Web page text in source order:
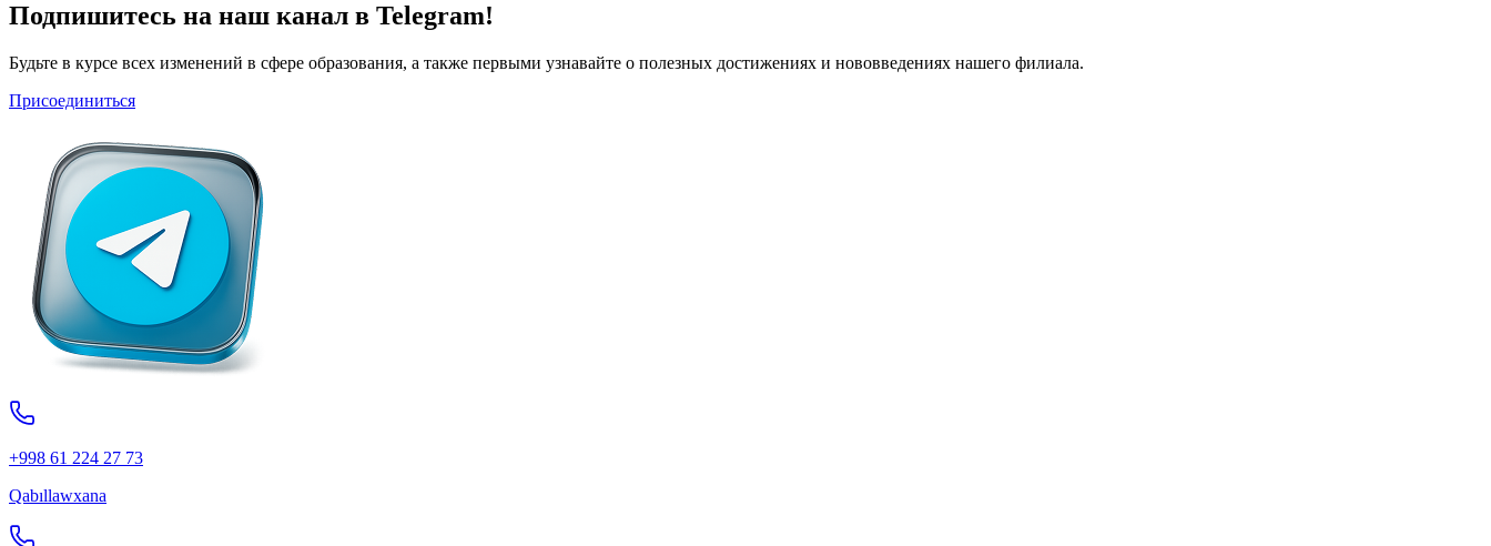
Подпишитесь на наш канал в Telegram!
Будьте в курсе всех изменений в сфере образования, а также первыми узнавайте о полезных достижениях и нововведениях нашего филиала.
Присоединиться
+998 61 224 27 73
Qabıllawxana